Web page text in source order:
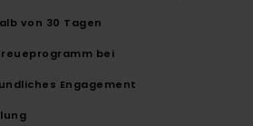
von 30 Tagen
bei
Engagement